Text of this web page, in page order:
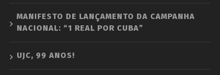
admin
MANIFESTO DE LANÇAMENTO DA CAMPANHA
NACIONAL: “1 REAL POR CUBA”
UJC, 99 ANOS!